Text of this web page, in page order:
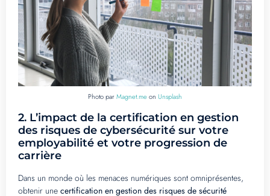
Photo parMagnet.me on Unsplash
2. L’impact de la certification en gestion
des risques de cybersécurité sur votre
employabilité et votre progression de
carrière
Dans un monde où les menaces numériques sont omniprésentes,
obtenir une certification en gestion des risques de sécurité